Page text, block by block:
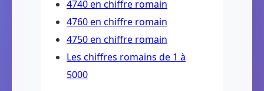
4740 en chiffre romain
4760 en chiffre romain
4750 en chiffre romain
Les chiffres romains de 1 à
5000